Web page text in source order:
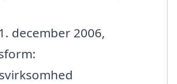
december 2006,